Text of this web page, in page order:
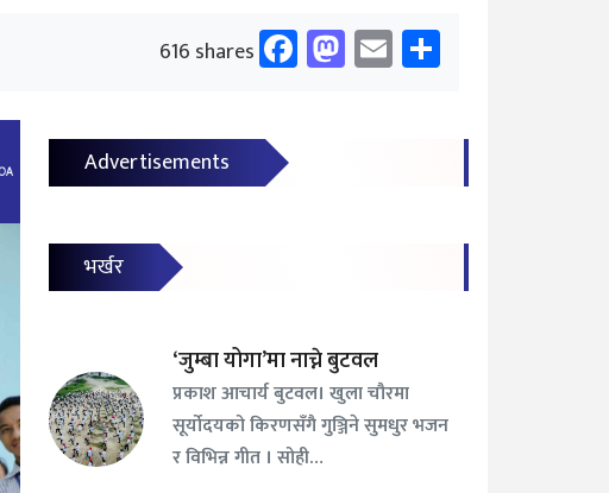
616 shares Facebook
Mastodon
Email
Advertisements
भर्खर
‘जुम्बा योगा’मा नाच्ने बुटवल
प्रकाश आचार्य बुटवल। खुला चौरमा
सूर्योदयको किरणसँगै गुञ्जिने सुमधुर भजन
र विभिन्न गीत । सोही…